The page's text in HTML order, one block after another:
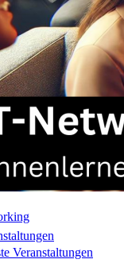
Veranstaltungen